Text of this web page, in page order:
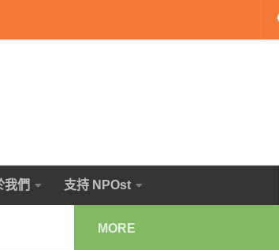
我們 支持 NPOst
MORE